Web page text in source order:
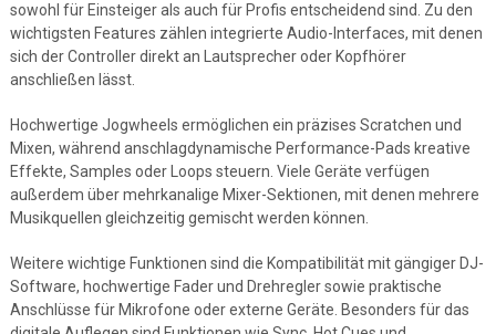
sowohl für Einsteiger als auch für Profis entscheidend sind. Zu den
wichtigsten Features zählen integrierte Audio-Interfaces, mit denen
sich der Controller direkt an Lautsprecher oder Kopfhörer
anschließen lässt.
Hochwertige Jogwheels ermöglichen ein präzises Scratchen und
Mixen, während anschlagdynamische Performance-Pads kreative
Effekte, Samples oder Loops steuern. Viele Geräte verfügen
außerdem über mehrkanalige Mixer-Sektionen, mit denen mehrere
Musikquellen gleichzeitig gemischt werden können.
Weitere wichtige Funktionen sind die Kompatibilität mit gängiger DJ-
Software, hochwertige Fader und Drehregler sowie praktische
Anschlüsse für Mikrofone oder externe Geräte. Besonders für das